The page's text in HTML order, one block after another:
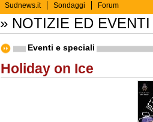
Sudnews.it Sondaggi Forum
» NOTIZIE ED
Eventi e speciali
Holiday on Ice